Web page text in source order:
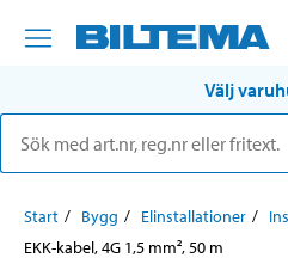
Välj
Start Bygg Elinstallationer
EKK-kabel, 4G 1,5 mm², 50 m